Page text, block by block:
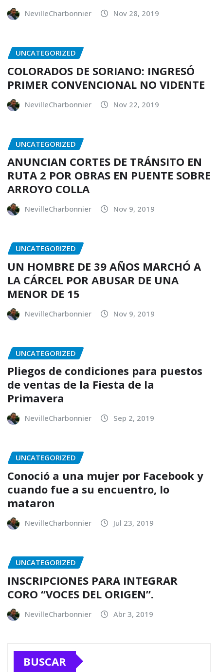
NevilleCharbonnier Nov 28, 2019
UNCATEGORIZED
COLORADOS DE SORIANO: INGRESÓ
PRIMER CONVENCIONAL NO VIDENTE
NevilleCharbonnier Nov 22, 2019
UNCATEGORIZED
ANUNCIAN CORTES DE TRÁNSITO EN
RUTA 2 POR OBRAS EN PUENTE SOBRE
ARROYO COLLA
NevilleCharbonnier Nov 9, 2019
UNCATEGORIZED
UN HOMBRE DE 39 AÑOS MARCHÓ A
LA CÁRCEL POR ABUSAR DE UNA
MENOR DE 15
NevilleCharbonnier Nov 9, 2019
UNCATEGORIZED
Pliegos de condiciones para puestos
de ventas de la Fiesta de la
Primavera
NevilleCharbonnier Sep 2, 2019
UNCATEGORIZED
Conoció a una mujer por Facebook y
cuando fue a su encuentro, lo
mataron
NevilleCharbonnier Jul 23, 2019
UNCATEGORIZED
INSCRIPCIONES PARA INTEGRAR
CORO “VOCES DEL ORIGEN”.
NevilleCharbonnier Abr 3, 2019
BUSCAR